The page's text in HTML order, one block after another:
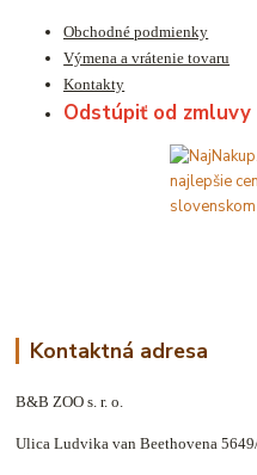
Obchodné podmienky
Výmena a vrátenie tovaru
Kontakty
Odstúpiť od
Kontaktná adresa
B&B ZOO s. r. o.
Ulica Ludvika van Beethovena